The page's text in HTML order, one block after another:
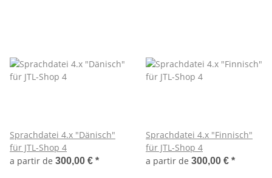
Sprachdatei 4.x "Dänisch"
für JTL-Shop 4
a partir de 300,00 € *
Sprachdatei 4.x "Finnisch"
für JTL-Shop 4
a partir de 300,00 € *